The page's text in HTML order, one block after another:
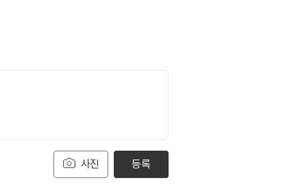
사진 등록